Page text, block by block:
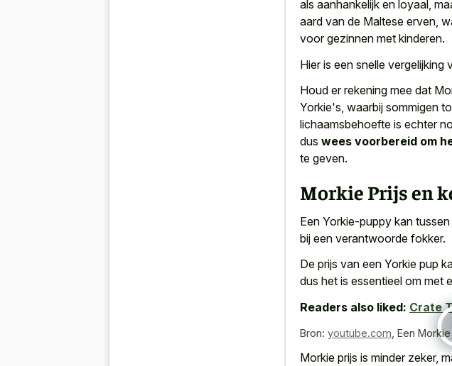
als aanhankelijk en loyaal,
aard van de Maltese erven,
voor gezinnen met kinderen.
Hier is een snelle vergelijking
Houd er rekening mee dat
Yorkie's, waarbij sommigen
lichaamsbehoefte is echter
dus wees voorbereid om
te geven.
Morkie Prijs en
Een Yorkie-puppy kan
bij een verantwoorde fokker.
De prijs van een Yorkie pup
dus het is essentieel om met
Readers also liked: Crate
Bron: youtube.com Een
Morkie prijs is minder zeker,